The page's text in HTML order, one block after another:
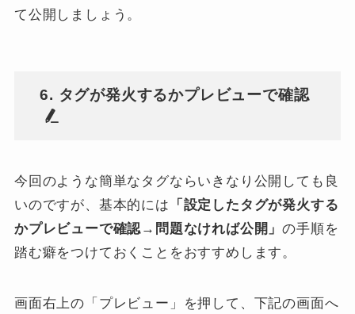
て公開しましょう。
6. タグが発火するかプレビューで確認
今回のような簡単なタグならいきなり公開しても良
いのですが、基本的には 「設定したタグが発火する
かプレビューで確認→問題なければ公開」の手順を
踏む癖をつけておくことをおすすめします。
画面右上の「プレビュー」を押して、下記の画面へ